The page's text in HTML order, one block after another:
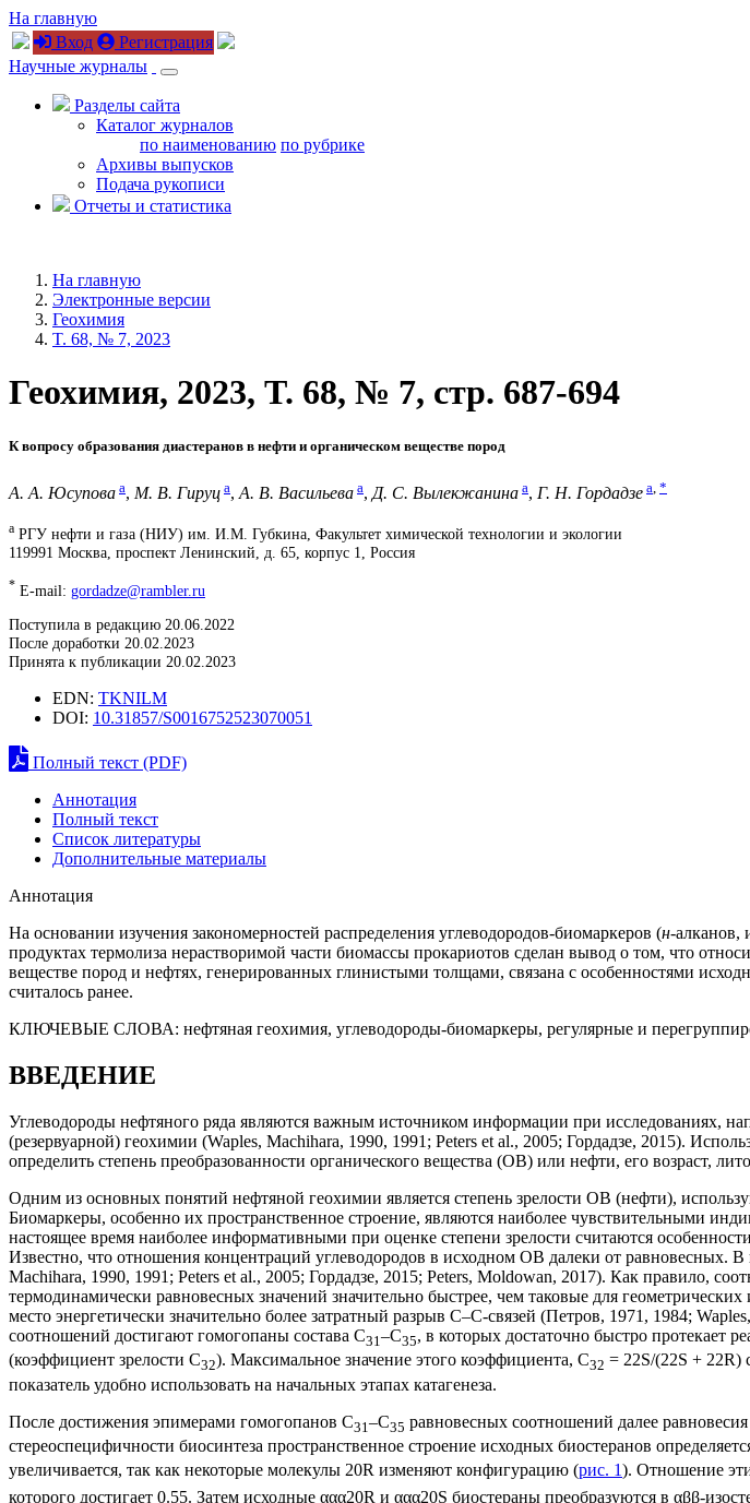
На главную
Вход
Регистрация
Научные журналы
Разделы сайта
Каталог журналов
по наименованию по рубрике
Архивы выпусков
Подача рукописи
Отчеты и статистика
На главную
Электронные версии
Геохимия
T. 68, № 7, 2023
Геохимия, 2023, T. 68, № 7, стр. 687-694
К вопросу образования диастеранов в нефти и органическом веществе пород
А. А. Юсупова a, М. В. Гируц a, А. В. Васильева a, Д. С. Вылекжанина a, Г. Н. Гордадзе a *
a РГУ нефти и газа (НИУ) им. И.М. Губкина, Факультет химической технологии и экологии
119991 Москва, проспект Ленинский, д. 65, корпус 1, Россия
* E-mail: gordadze@rambler.ru
Поступила в редакцию 20.06.2022
После доработки 20.02.2023
Принята к публикации 20.02.2023
EDN: TKNILM
DOI: 10.31857/S0016752523070051
Полный текст (PDF)
Аннотация
Полный текст
Список литературы
Дополнительные материалы
Аннотация
На основании изучения закономерностей распределения углеводородов-биомаркеров (н-алканов,
продуктах термолиза нерастворимой части биомассы прокариотов сделан вывод о том, что
веществе пород и нефтях, генерированных глинистыми толщами, связана с особенностями
считалось ранее.
КЛЮЧЕВЫЕ СЛОВА: нефтяная геохимия, углеводороды-биомаркеры, регулярные и
ВВЕДЕНИЕ
Углеводороды нефтяного ряда являются важным источником информации при исследованиях,
(резервуарной) геохимии (Waples, Machihara, 1990, 1991; Peters et al., 2005; Гордадзе, 2015).
определить степень преобразованности органического вещества (ОВ) или нефти, его возраст,
Одним из основных понятий нефтяной геохимии является степень зрелости ОВ (нефти),
Биомаркеры, особенно их пространственное строение, являются наиболее чувствительными
настоящее время наиболее информативными при оценке степени зрелости считаются
Известно, что отношения концентраций углеводородов в исходном ОВ далеки от
Machihara, 1990, 1991; Peters et al., 2005; Гордадзе, 2015; Peters, Moldowan, 2017). Как правило,
термодинамически равновесных значений значительно быстрее, чем таковые для
место энергетически значительно более затратный разрыв С–С-связей (Петров, 1971, 1984;
соотношений достигают гомогопаны состава С31–С35, в которых достаточно быстро протекает
(коэффициент зрелости C32). Максимальное значение этого коэффициента, C32 = 22S/(22S + 22R)
показатель удобно использовать на начальных этапах катагенеза.
После достижения эпимерами гомогопанов С31 –С35 равновесных соотношений далее
стереоспецифичности биосинтеза пространственное строение исходных биостеранов
увеличивается, так как некоторые молекулы 20R изменяют конфигурацию (рис. 1). Отношение
которого достигает 0.55. Затем исходные ααα20R и ααα20S биостераны преобразуются в αββ-